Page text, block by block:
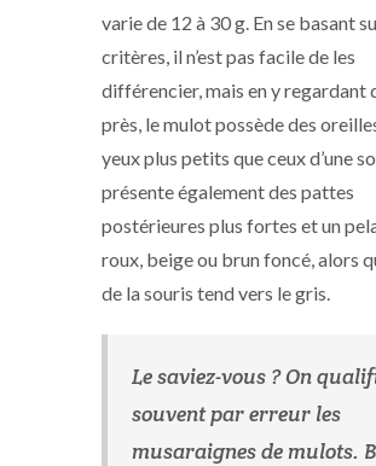
varie de 12 à 30 g. En se basant
critères, il n’est pas facile de les
différencier, mais en y regardant
près, le mulot possède des
yeux plus petits que ceux d’une
présente également des pattes
postérieures plus fortes et un
roux, beige ou brun foncé, alors
de la souris tend vers le gris.
Le saviez-vous ? On
souvent par erreur les
musaraignes de mulots.